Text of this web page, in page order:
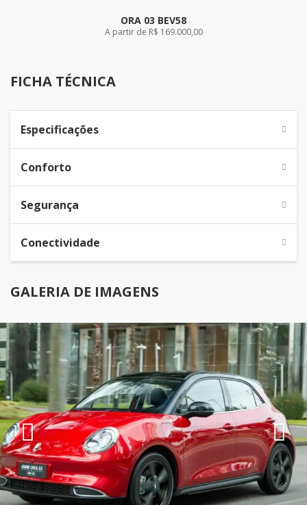
ORA 03 BEV58
A partir de R$ 169.000,00
FICHA TÉCNICA
Especificações
Conforto
Segurança
Conectividade
GALERIA DE IMAGENS